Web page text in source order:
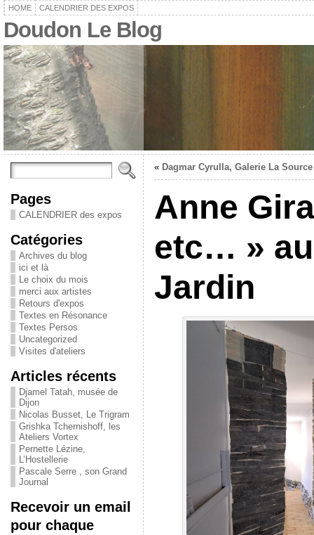
HOME CALENDRIER DES EXPOS
Doudon Le Blog
Pages
CALENDRIER des expos
Catégories
Archives du blog
ici et là
Le choix du mois
merci aux artistes
Retours d'expos
Textes en Résonance
Textes Persos
Uncategorized
Visites d'ateliers
Articles récents
Djamel Tatah, musée de
Dijon
Nicolas Busset, Le Trigram
Grishka Tchernishoff, les
Ateliers Vortex
Pernette Lézine,
L’Hostellerie
Pascale Serre , son Grand
Journal
Recevoir un email
pour chaque
« Dagmar Cyrulla, Galerie La Source
Anne
etc… »
Jardin